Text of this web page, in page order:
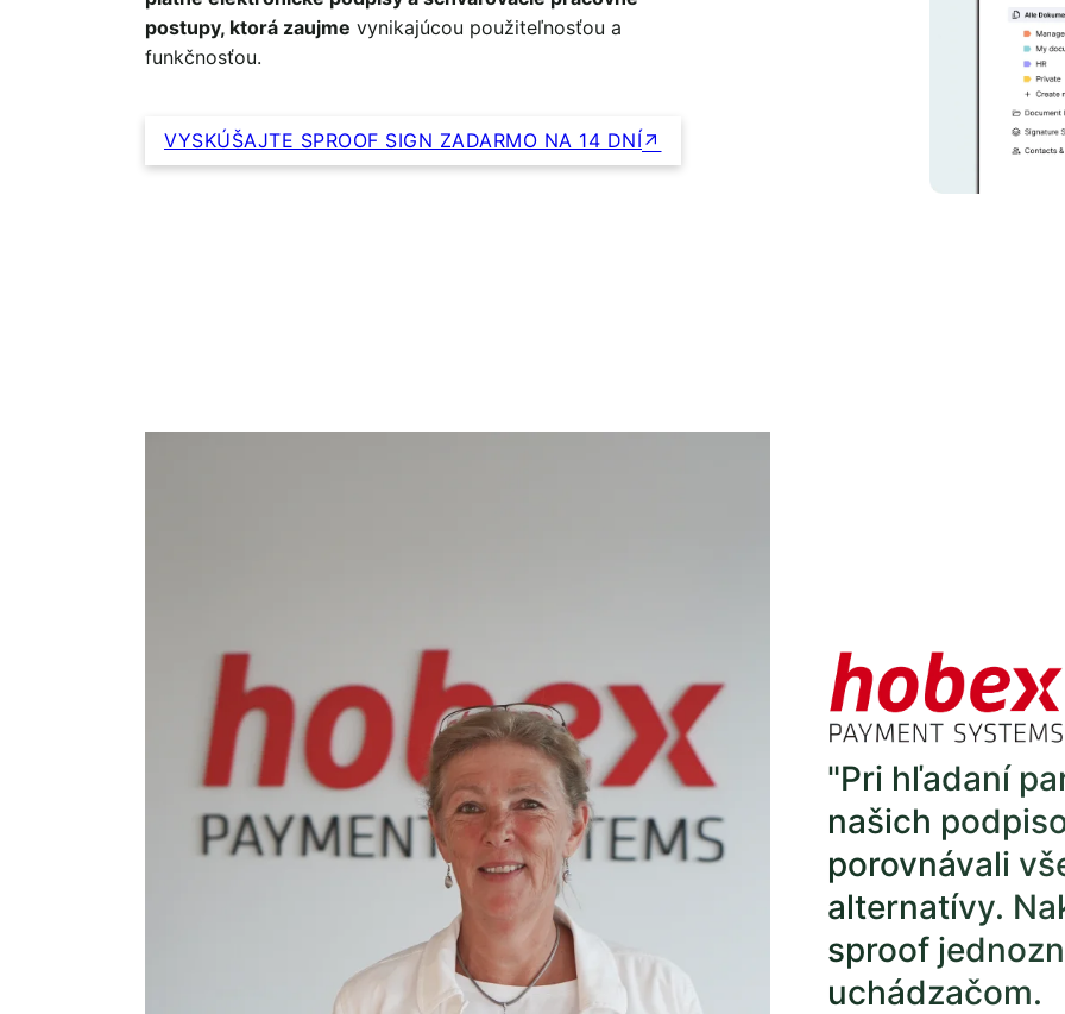
postupy, ktorá zaujme vynikajúcou použiteľnosťou a
funkčnosťou.
VYSKÚŠAJTE SPROOF SIGN ZADARMO NA 14 DNÍ
"Pri hľadaní
našich
porovnávali
alternatívy.
sproof
uchádzačom.